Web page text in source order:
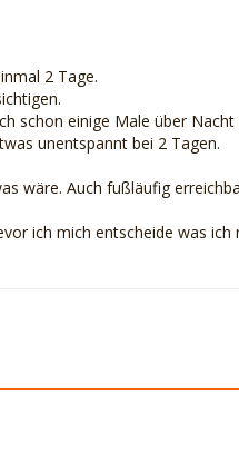
2 Tage.
schon einige Male über
unentspannt bei 2 Tagen.
wäre. Auch fußläufig
ich mich entscheide was ich